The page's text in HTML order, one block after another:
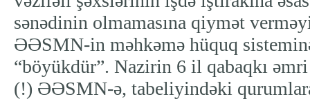
sənədinin olmamasına qiymət
ƏƏSMN-in məhkəmə hüquq
“böyükdür”. Nazirin 6 il qabaqkı
(!) ƏƏSMN-ə, tabeliyindəki